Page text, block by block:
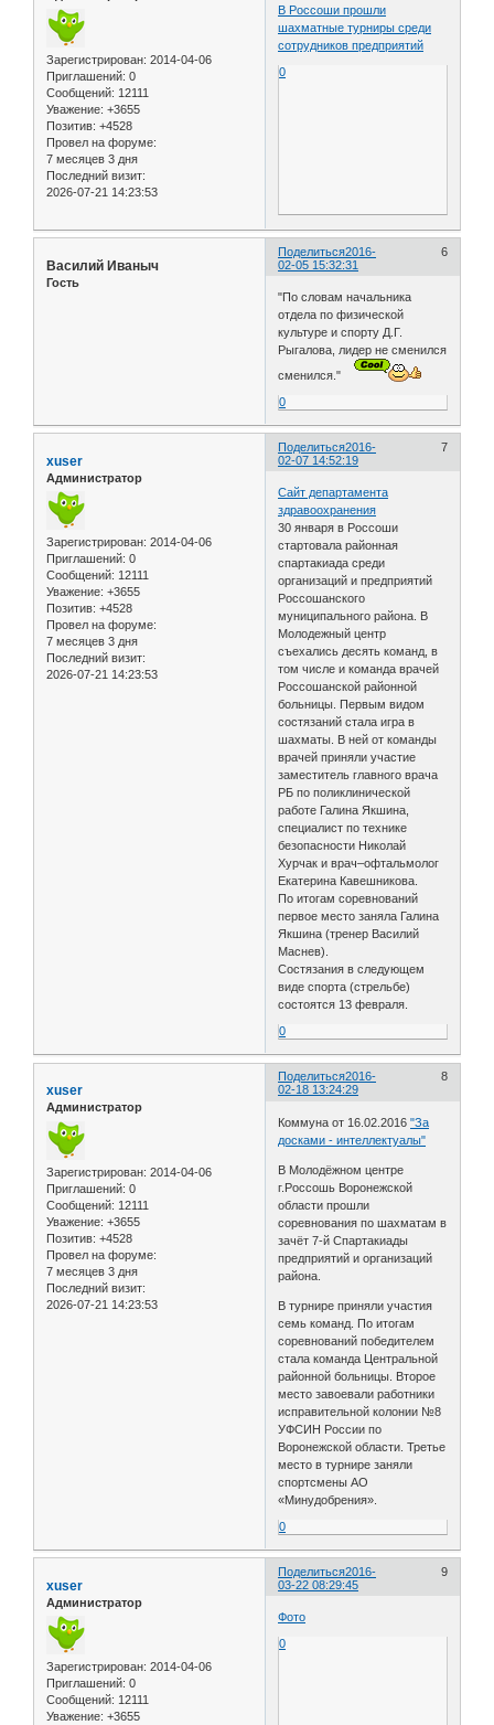
Зарегистрирован: 2014-04-06
Приглашений: 0
Сообщений: 12111
Уважение: +3655
Позитив: +4528
Провел на форуме:
7 месяцев 3 дня
Последний визит:
2026-07-21 14:23:53
В Россоши прошли
шахматные турниры среди
сотрудников предприятий
0
Поделиться 6
2016-
02-05 15:32:31
Василий Иваныч
Гость
"По словам начальника
отдела по физической
культуре и спорту Д.Г.
Рыгалова, лидер не сменился
сменился."
0
Поделиться 7
2016-
02-07 14:52:19
xuser
Администратор
Зарегистрирован: 2014-04-06
Приглашений: 0
Сообщений: 12111
Уважение: +3655
Позитив: +4528
Провел на форуме:
7 месяцев 3 дня
Последний визит:
2026-07-21 14:23:53
Сайт департамента
здравоохранения
30 января в Россоши
стартовала районная
спартакиада среди
организаций и предприятий
Россошанского
муниципального района. В
Молодежный центр
съехались десять команд, в
том числе и команда врачей
Россошанской районной
больницы. Первым видом
состязаний стала игра в
шахматы. В ней от команды
врачей приняли участие
заместитель главного врача
РБ по поликлинической
работе Галина Якшина,
специалист по технике
безопасности Николай
Хурчак и врач–офтальмолог
Екатерина Кавешникова.
По итогам соревнований
первое место заняла Галина
Якшина (тренер Василий
Маснев).
Состязания в следующем
виде спорта (стрельбе)
состоятся 13 февраля.
0
Поделиться 8
2016-
02-18 13:24:29
xuser
Администратор
Зарегистрирован: 2014-04-06
Приглашений: 0
Сообщений: 12111
Уважение: +3655
Позитив: +4528
Провел на форуме:
7 месяцев 3 дня
Последний визит:
2026-07-21 14:23:53
Коммуна от 16.02.2016"За
досками - интеллектуалы"
В Молодёжном центре
г.Россошь Воронежской
области прошли
соревнования по шахматам в
зачёт 7-й Спартакиады
предприятий и организаций
района.
В турнире приняли участия
семь команд. По итогам
соревнований победителем
стала команда Центральной
районной больницы. Второе
место завоевали работники
исправительной колонии №8
УФСИН России по
Воронежской области. Третье
место в турнире заняли
спортсмены АО
«Минудобрения».
0
Поделиться 9
2016-
03-22 08:29:45
xuser
Администратор
Зарегистрирован: 2014-04-06
Приглашений: 0
Сообщений: 12111
Уважение: +3655
Фото
0